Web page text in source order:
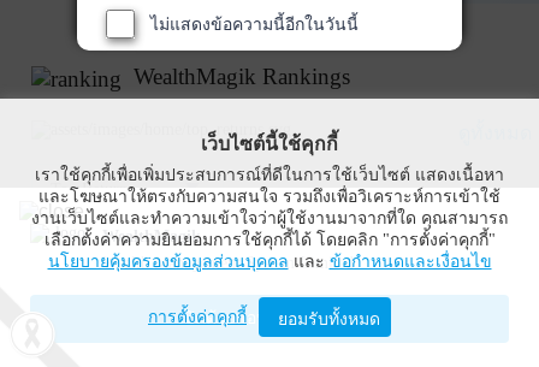
WealthMagik Rankings
Top Returns
WealthMagik
Wealth Management System Limited
เปิดด้วยแอป WealthMagik
ไม่แสดงข้อความนี้อีกในวันนี้
เว็บไซต์นี้ใช้คุกกี้
เราใช้คุกกี้เพื่อเพิ่มประสบการณ์ที่ดีในการใช้เว็บไซต์ แสดงเนื้อหา
และโฆษณาให้ตรงกับความสนใจ รวมถึงเพื่อวิเคราะห์การเข้าใช้
งานเว็บไซต์และทำความเข้าใจว่าผู้ใช้งานมาจากที่ใด คุณสามารถ
เลือกตั้งค่าความยินยอมการใช้คุกกี้ได้ โดยคลิก "การตั้งค่าคุกกี้"
นโยบายคุ้มครองข้อมูลส่วนบุคคล และ ข้อกำหนดและเงื่อนไข
การตั้งค่าคุกกี้ ยอมรับทั้งหมด